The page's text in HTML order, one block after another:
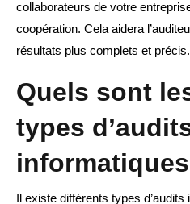
collaborateurs de votre
coopération. Cela aidera
résultats plus complets et précis.
Quels sont
types
Il existe différents types